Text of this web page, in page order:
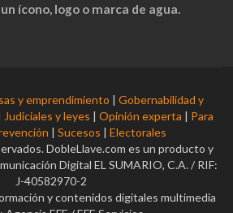
ícono, logo o marca de agua.
y emprendimiento | Gobernabilidad y
Judiciales y leyes | Opinión experta | Para
| Sucesos | Electorales
DobleLlave.com es un producto y
Digital EL SUMARIO, C.A. / RIF:
J-40582970-2
y contenidos digitales multimedia